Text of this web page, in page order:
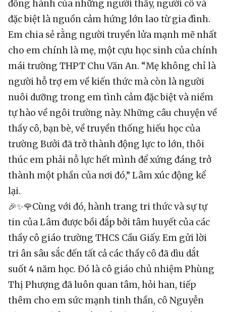
đồng hành của những người thầy, người cô và
đặc biệt là nguồn cảm hứng lớn lao từ gia đình.
Em chia sẻ rằng người truyền lửa mạnh mẽ nhất
cho em chính là mẹ, một cựu học sinh của chính
mái trường THPT Chu Văn An. “Mẹ không chỉ là
người hỗ trợ em về kiến thức mà còn là người
nuôi dưỡng trong em tình cảm đặc biệt và niềm
tự hào về ngôi trường này. Những câu chuyện về
thầy cô, bạn bè, về truyền thống hiếu học của
trường Bưởi đã trở thành động lực to lớn, thôi
thúc em phải nỗ lực hết mình để xứng đáng trở
thành một phần của nơi đó,” Lâm xúc động kể
lại.
🎉✨🌹Cùng với đó, hành trang tri thức và sự tự
tin của Lâm được bồi đắp bởi tâm huyết của các
thầy cô giáo trường THCS Cầu Giấy. Em gửi lời
tri ân sâu sắc đến tất cả các thầy cô đã dìu dắt
suốt 4 năm học. Đó là cô giáo chủ nhiệm Phùng
Thị Phượng đã luôn quan tâm, hỏi han, tiếp
thêm cho em sức mạnh tinh thần, cô Nguyễn